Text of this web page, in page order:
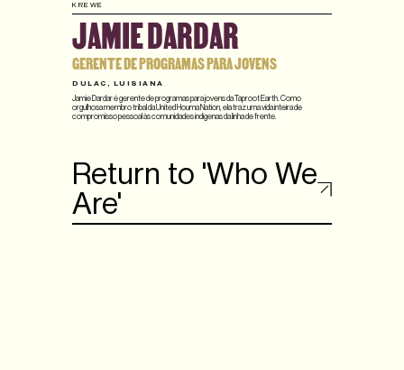
KREWE
JAMIE DARDAR
GERENTE DE PROGRAMAS PARA JOVENS
DULAC, LUISIANA
Jamie Dardar é gerente de programas para jovens da Taproot Earth. Como
orgulhosa membro tribal da United Houma Nation, ela traz uma vida inteira de
compromisso pessoal às comunidades indígenas da linha de frente.
Return to 'Who We
Are'